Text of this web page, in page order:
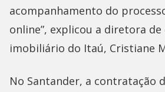
acompanhamento do
online”, explicou a diretora
imobiliário do Itaú, Cristiane
No Santander, a contratação